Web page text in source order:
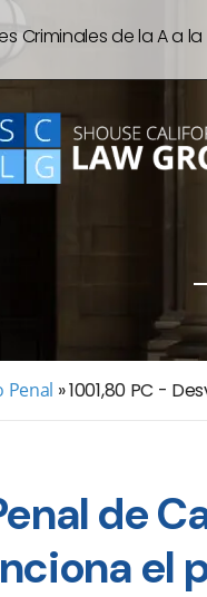
Criminales de la A a la
Penal »1001,80 PC -
de
el